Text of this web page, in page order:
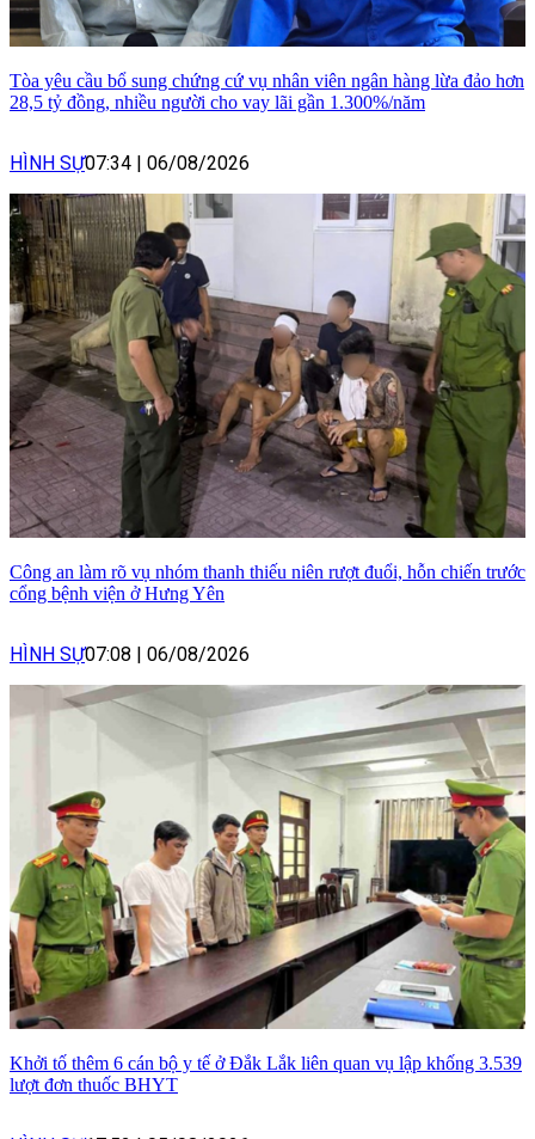
Tòa yêu cầu bổ sung chứng cứ vụ nhân viên ngân hàng lừa đảo hơn
28,5 tỷ đồng, nhiều người cho vay lãi gần 1.300%/năm
HÌNH SỰ07:34 06/08/2026
Công an làm rõ vụ nhóm thanh thiếu niên rượt đuổi, hỗn chiến trước
cổng bệnh viện ở Hưng Yên
HÌNH SỰ07:08 06/08/2026
Khởi tố thêm 6 cán bộ y tế ở Đắk Lắk liên quan vụ lập khống 3.539
lượt đơn thuốc BHYT